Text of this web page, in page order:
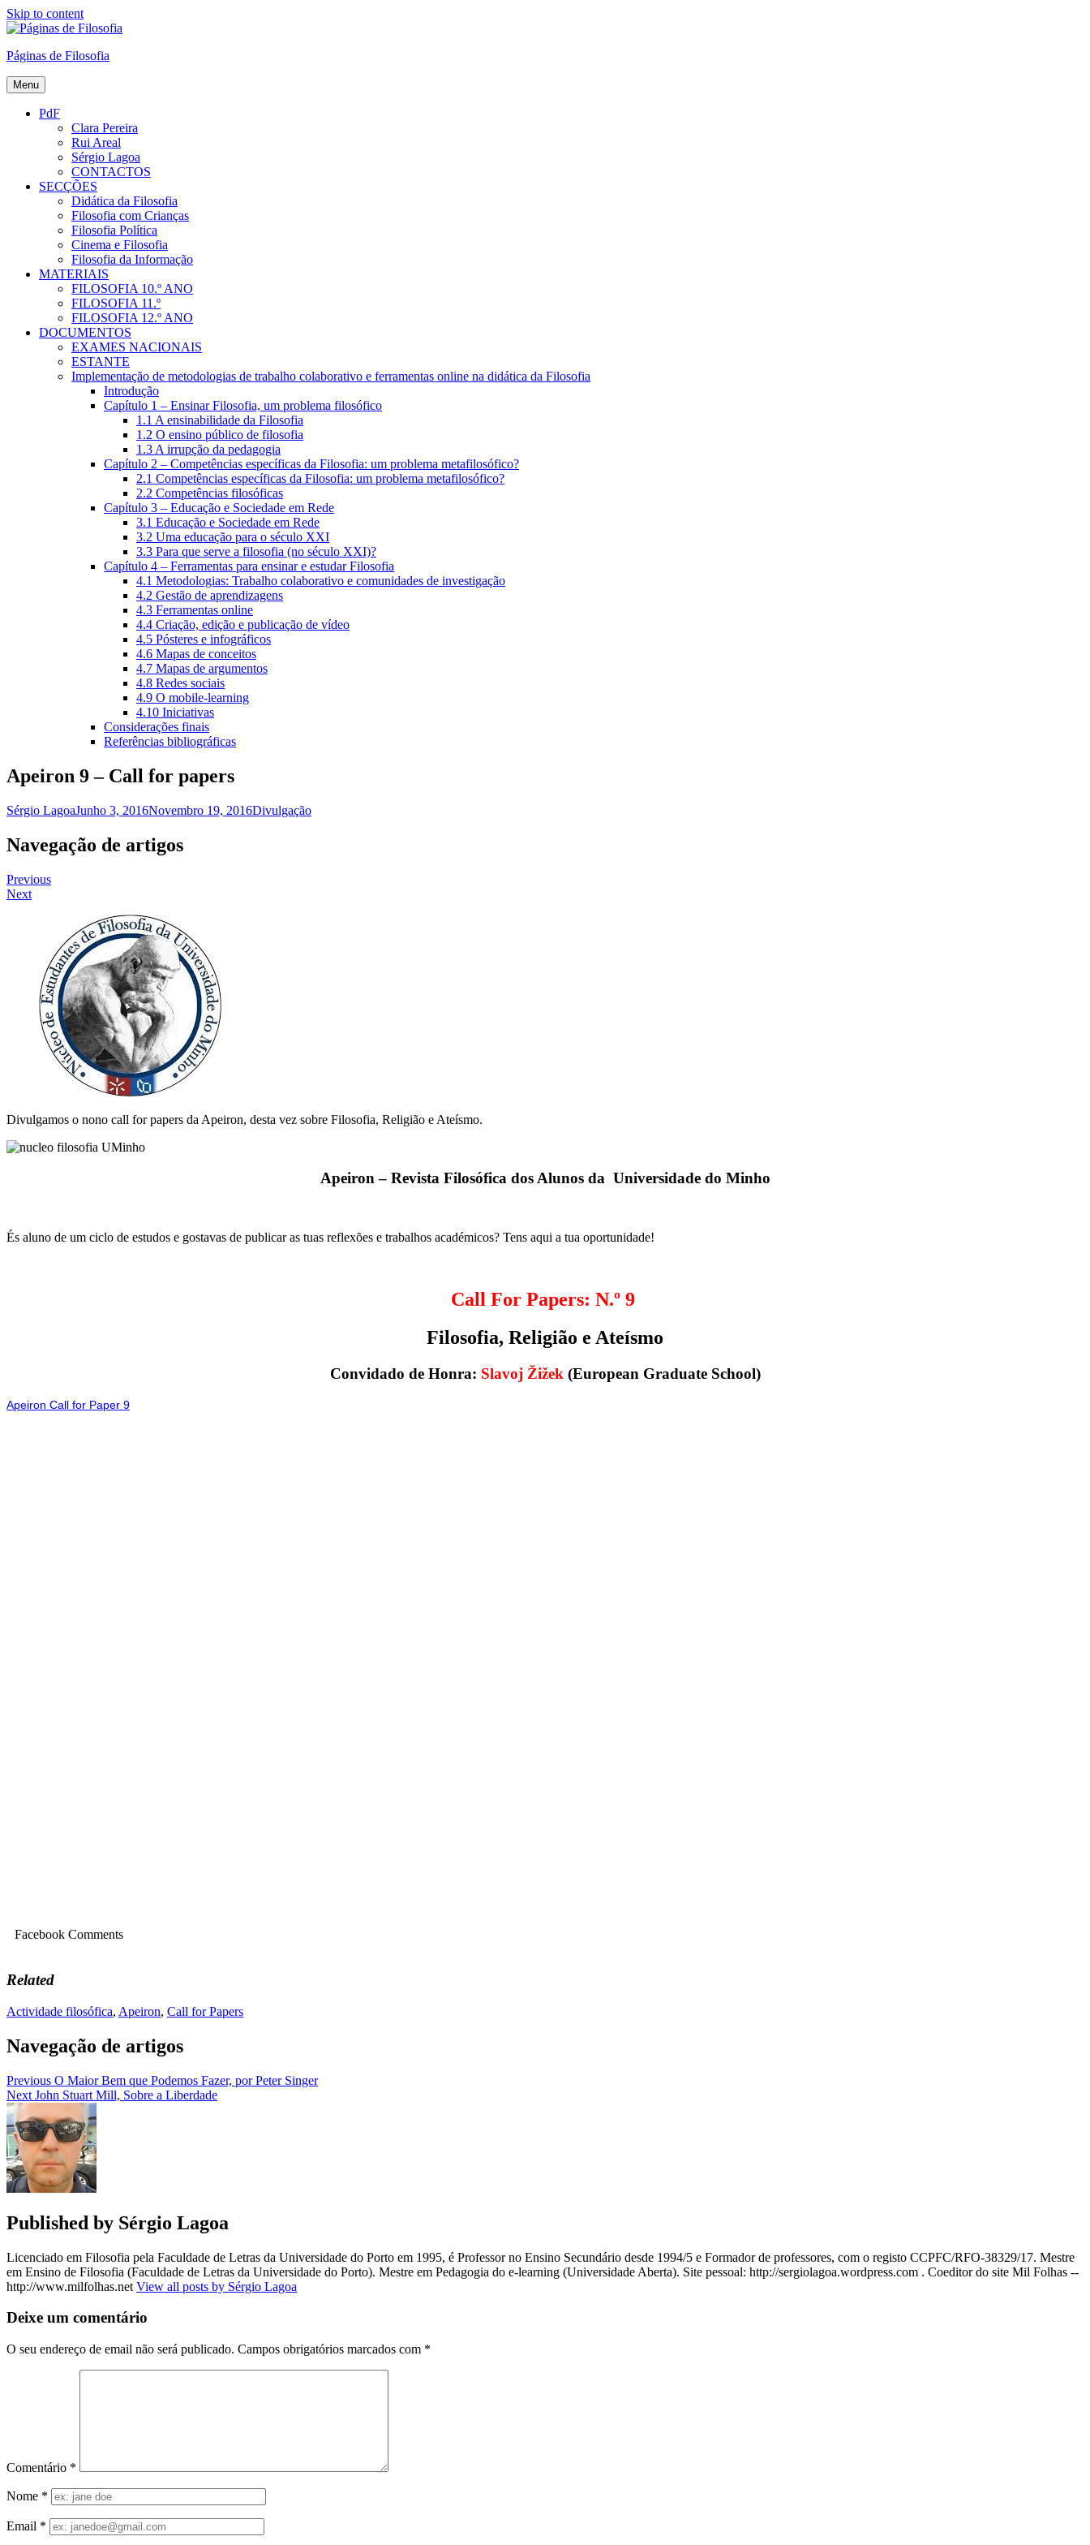
Skip to content
Páginas de Filosofia
Menu
PdF
Clara Pereira
Rui Areal
Sérgio Lagoa
CONTACTOS
SECÇÕES
Didática da Filosofia
Filosofia com Crianças
Filosofia Política
Cinema e Filosofia
Filosofia da Informação
MATERIAIS
FILOSOFIA 10.º ANO
FILOSOFIA 11.º
FILOSOFIA 12.º ANO
DOCUMENTOS
EXAMES NACIONAIS
ESTANTE
Implementação de metodologias de trabalho colaborativo e ferramentas online na didática da Filosofia
Introdução
Capítulo 1 – Ensinar Filosofia, um problema filosófico
1.1 A ensinabilidade da Filosofia
1.2 O ensino público de filosofia
1.3 A irrupção da pedagogia
Capítulo 2 – Competências específicas da Filosofia: um problema metafilosófico?
2.1 Competências específicas da Filosofia: um problema metafilosófico?
2.2 Competências filosóficas
Capítulo 3 – Educação e Sociedade em Rede
3.1 Educação e Sociedade em Rede
3.2 Uma educação para o século XXI
3.3 Para que serve a filosofia (no século XXI)?
Capítulo 4 – Ferramentas para ensinar e estudar Filosofia
4.1 Metodologias: Trabalho colaborativo e comunidades de investigação
4.2 Gestão de aprendizagens
4.3 Ferramentas online
4.4 Criação, edição e publicação de vídeo
4.5 Pósteres e infográficos
4.6 Mapas de conceitos
4.7 Mapas de argumentos
4.8 Redes sociais
4.9 O mobile-learning
4.10 Iniciativas
Considerações finais
Referências bibliográficas
Apeiron 9 – Call for papers
Sérgio LagoaJunho 3, 2016Novembro 19, 2016Divulgação
Navegação de artigos
Previous
Next
Divulgamos o nono call for papers da Apeiron, desta vez sobre Filosofia, Religião e Ateísmo.
Apeiron – Revista Filosófica dos Alunos da Universidade do Minho
És aluno de um ciclo de estudos e gostavas de publicar as tuas reflexões e trabalhos académicos? Tens aqui a tua oportunidade!
Call For Papers: N.º 9
Filosofia, Religião e Ateísmo
Convidado de Honra: Slavoj Žižek (European Graduate School)
Apeiron Call for Paper 9
Facebook Comments
Related
Actividade filosófica, Apeiron, Call for Papers
Navegação de artigos
Previous O Maior Bem que Podemos Fazer, por Peter Singer
Next John Stuart Mill, Sobre a Liberdade
Published by Sérgio Lagoa
Licenciado em Filosofia pela Faculdade de Letras da Universidade do Porto em 1995, é Professor no Ensino Secundário desde 1994/5 e Formador de professores, com o registo CCPFC/RFO-38329/17. Mestre
em Ensino de Filosofia (Faculdade de Letras da Universidade do Porto). Mestre em Pedagogia do e-learning (Universidade Aberta). Site pessoal: http://sergiolagoa.wordpress.com . Coeditor do site Mil Folhas --
http://www.milfolhas.net View all posts by Sérgio Lagoa
Deixe um comentário
O seu endereço de email não será publicado. Campos obrigatórios marcados com *
Comentário *
Nome *
Email *